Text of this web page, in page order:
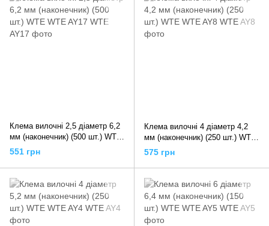
Клема вилочні 2,5 діаметр 6,2
мм (наконечник) (500 шт.) WTE
WTE AY17
551 грн
Клема вилочні 4 діаметр 4,2
мм (наконечник) (250 шт.) WTE
WTE AY8
575 грн